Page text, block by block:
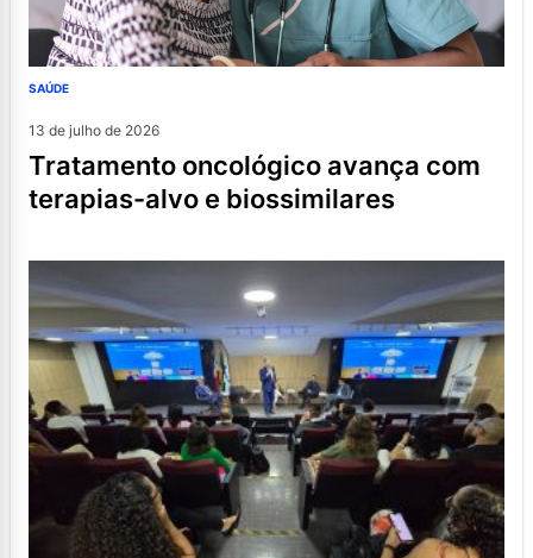
SAÚDE
13 de julho de 2026
tratamento oncológico avança com
terapias-alvo e biossimilares